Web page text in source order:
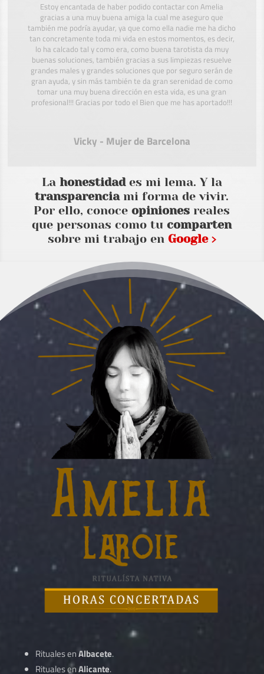
Estoy encantada de haber podido contactar con Amelia
gracias a una muy buena amiga la cual me aseguro que
también me podría ayudar, ya que como ella nadie me ha dicho
tan concretamente toda mi vida en estos momentos, es decir,
lo ha calcado tal y como era, como buena tarotista da muy
buenas soluciones, también gracias a sus limpiezas resuelve
grandes males y grandes soluciones que por seguro serán de
gran ayuda, y sin más también te da gran serenidad de como
tomar una muy buena dirección en esta vida, es una gran
profesional!!! Gracias por todo el Bien que me has aportado!!!
Vicky - Mujer de Barcelona
La honestidades mi lema. Y la
transparenciami forma de vivir.
Por ello, conoceopiniones reales
que personas como tucomparten
sobre mi trabajo en Google ›
Rituales enAlbacete.
Rituales enAlicante.